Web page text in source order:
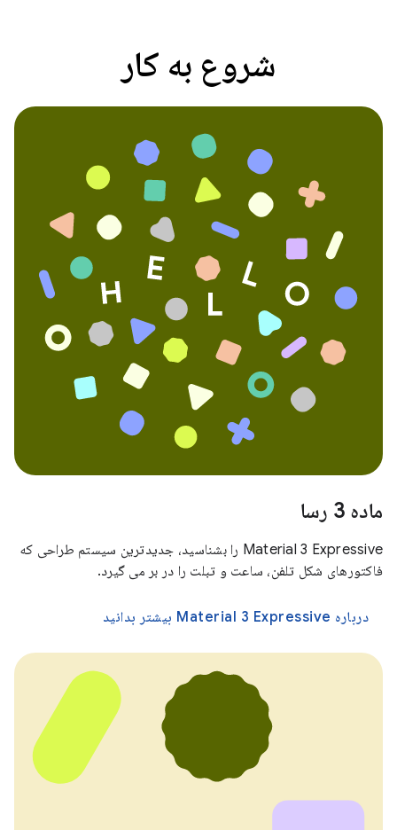
شروع به کار
ماده 3 رسا
Material 3 Expressive را بشناسید، جدیدترین سیستم طراحی که
فاکتورهای شکل تلفن، ساعت و تبلت را در بر می گیرد.
درباره Material 3 Expressive بیشتر بدانید